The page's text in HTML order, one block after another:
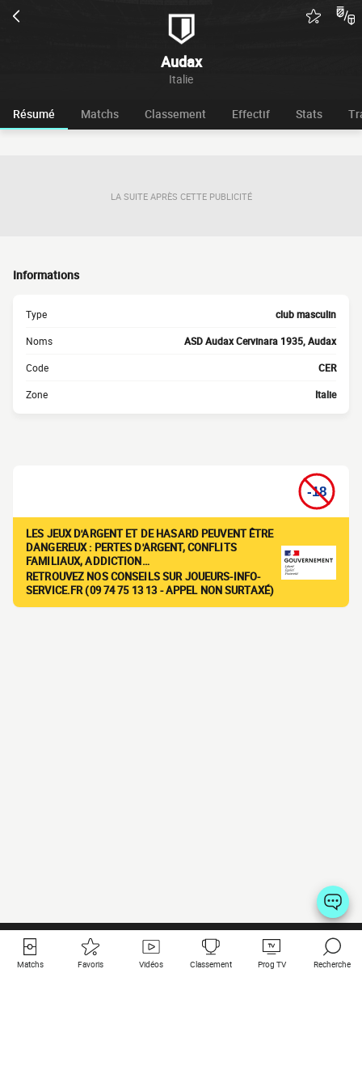
Audax
Italie
Résumé Matchs Classement Effectif Stats
LA SUITE APRÈS CETTE PUBLICITÉ
Informations
Type club masculin
Noms ASD Audax Cervinara 1935, Audax
Code CER
Zone Italie
LES JEUX D'ARGENT ET DE HASARD PEUVENT ÊTRE
DANGEREUX : PERTES D'ARGENT, CONFLITS
FAMILIAUX, ADDICTION…
RETROUVEZ NOS CONSEILS SUR JOUEURS-INFO-
SERVICE.FR (09 74 75 13 13 - APPEL NON SURTAXÉ)
Matchs Favoris Vidéos Classement Prog TV Recherche